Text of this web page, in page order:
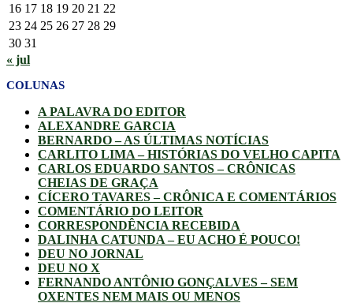
16 17 18 19 20 21 22
23 24 25 26 27 28 29
30 31
« jul
COLUNAS
A PALAVRA DO EDITOR
ALEXANDRE GARCIA
BERNARDO – AS ÚLTIMAS NOTÍCIAS
CARLITO LIMA – HISTÓRIAS DO VELHO CAPITA
CARLOS EDUARDO SANTOS – CRÔNICAS
CHEIAS DE GRAÇA
CÍCERO TAVARES – CRÔNICA E COMENTÁRIOS
COMENTÁRIO DO LEITOR
CORRESPONDÊNCIA RECEBIDA
DALINHA CATUNDA – EU ACHO É POUCO!
DEU NO JORNAL
DEU NO X
FERNANDO ANTÔNIO GONÇALVES – SEM
OXENTES NEM MAIS OU MENOS